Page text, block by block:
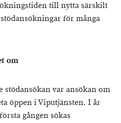
till nytta särskilt
för många
om
stödansökan var ansökan om
öppen i Viputjänsten. I år
gången sökas